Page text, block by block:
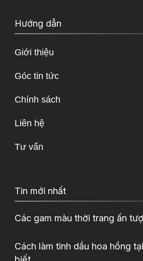
Hướng dẫn
Giới thiệu
Góc tin tức
Chính sách
Liên hệ
Tư vấn
Tin mới nhất
Các gam màu thời trang ấn
Cách làm tinh dầu hoa hồng